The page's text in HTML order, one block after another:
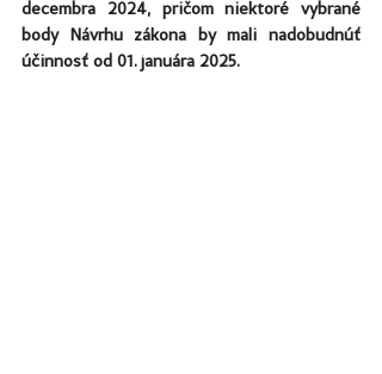
decembra 2024, pričom niektoré vybrané
body Návrhu zákona by mali nadobudnúť
účinnosť od 01. januára 2025.